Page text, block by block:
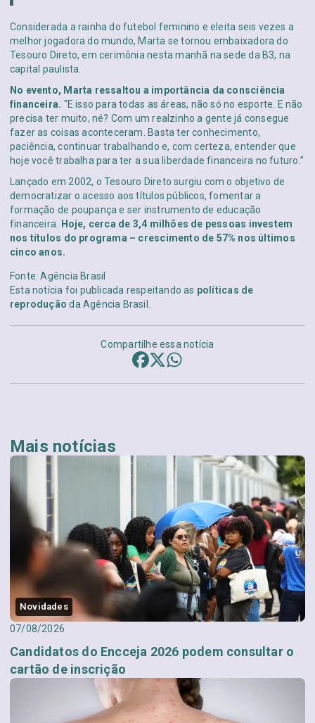
Considerada a rainha do futebol feminino e eleita seis vezes a
melhor jogadora do mundo, Marta se tornou embaixadora do
Tesouro Direto, em cerimônia nesta manhã na sede da B3, na
capital paulista.
No evento, Marta ressaltou a importância da consciência
financeira. "E isso para todas as áreas, não só no esporte. E não
precisa ter muito, né? Com um realzinho a gente já consegue
fazer as coisas aconteceram. Basta ter conhecimento,
paciência, continuar trabalhando e, com certeza, entender que
hoje você trabalha para ter a sua liberdade financeira no futuro.”
Lançado em 2002, o Tesouro Direto surgiu com o objetivo de
democratizar o acesso aos títulos públicos, fomentar a
formação de poupança e ser instrumento de educação
financeira.
Hoje, cerca de 3,4 milhões de pessoas investem
nos títulos do programa – crescimento de 57% nos últimos
cinco anos.
Fonte: Agência Brasil
Esta notícia foi publicada respeitando as políticas de
reprodução da Agência Brasil.
Compartilhe essa notícia
Mais notícias
Novidades
07/08/2026
Candidatos do Encceja 2026 podem consultar o
cartão de inscrição